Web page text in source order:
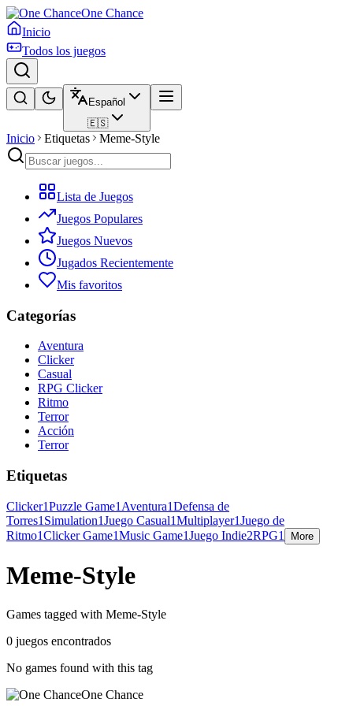
One Chance
Inicio
Todos los juegos
Español
🇪🇸
Inicio Etiquetas Meme-Style
Lista de Juegos
Juegos Populares
Juegos Nuevos
Jugados Recientemente
Mis favoritos
Categorías
Aventura
Clicker
Casual
RPG Clicker
Ritmo
Terror
Acción
Terror
Etiquetas
Clicker1Puzzle Game1 Aventura1Defensa de
Torres1 Simulation1Juego Casual1Multiplayer1Juego de
Ritmo1Clicker Game1Music Game1Juego Indie2RPG1 More
Meme-Style
Games tagged with Meme-Style
0 juegos encontrados
No games found with this tag
One Chance